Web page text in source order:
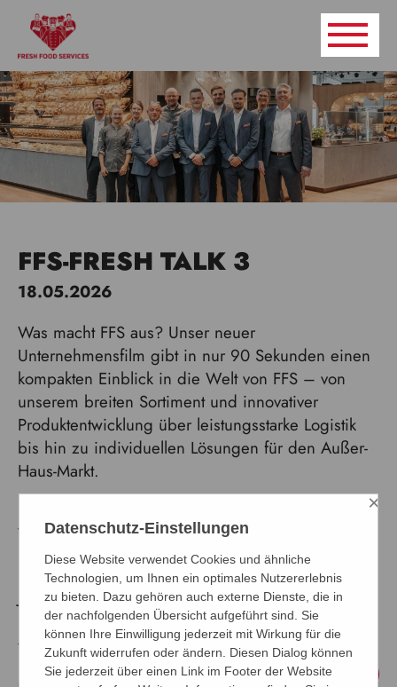
FFS-FRESH TALK 3
18.05.2026
Was macht FFS aus? Unser neuer
Unternehmensfilm gibt in nur 90 Sekunden einen
kompakten Einblick in die Welt von FFS – von
unserem breiten Sortiment und innovativer
Produktentwicklung über leistungsstarke Logistik
bis hin zu individuellen Lösungen für den Außer-
Haus-Markt.
Verlässlichkeit und die Leidenschaft, unseren
Kunden den bestmöglichen Service zu bieten.
Jetzt ansehen und FFS kennenlernen.
Das ganze Video
Datenschutz-Einstellungen
×
Diese Website verwendet Cookies und ähnliche
Technologien, um Ihnen ein optimales Nutzererlebnis
zu bieten. Dazu gehören auch externe Dienste, die in
der nachfolgenden Übersicht aufgeführt sind. Sie
können Ihre Einwilligung jederzeit mit Wirkung für die
Zukunft widerrufen oder ändern. Diesen Dialog können
Sie jederzeit über einen Link im Footer der Website